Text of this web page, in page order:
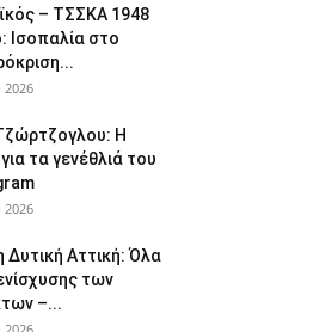
– ΤΣΣΚΑ 1948
Ισοπαλία στο
Η
τα γενέθλιά του
Δυτική Αττική: Όλα
των
–...